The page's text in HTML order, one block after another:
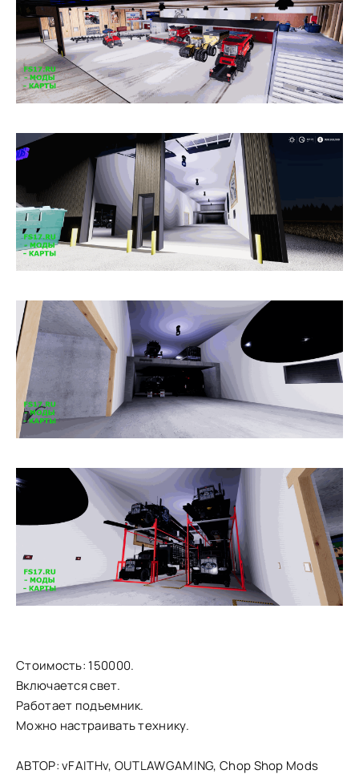
Стоимость: 150000.
Включается свет.
Работает подъемник.
Можно настраивать технику.
АВТОР: vFAITHv, OUTLAWGAMING, Chop Shop Mods